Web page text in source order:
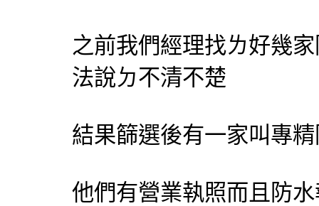
之前我們經理找ㄌ好幾家
法說ㄉ不清不楚
結果篩選後有一家叫專精
他們有營業執照而且防